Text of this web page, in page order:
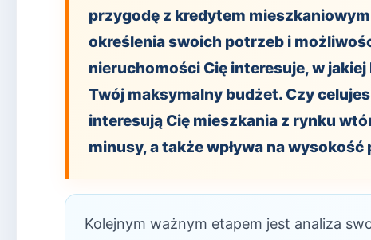
przygodę z kredytem
określenia swoich potrzeb i
nieruchomości Cię interesuje, w
Twój maksymalny budżet. Czy
interesują Cię mieszkania z rynku
minusy, a także wpływa na
Kolejnym ważnym etapem jest analiza